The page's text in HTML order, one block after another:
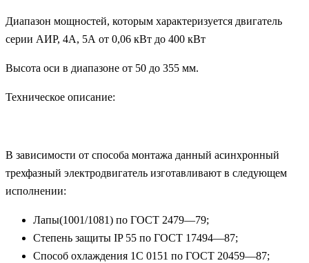
Диапазон мощностей, которым характеризуется двигатель
серии АИР, 4А, 5А от 0,06 кВт до 400 кВт
Высота оси в диапазоне от 50 до 355 мм.
Техническое описание:
В зависимости от способа монтажа данный асинхронный
трехфазный электродвигатель изготавливают в следующем
исполнении:
Лапы(1001/1081) по ГОСТ 2479—79;
Степень защиты IP 55 по ГОСТ 17494—87;
Способ охлаждения 1С 0151 по ГОСТ 20459—87;